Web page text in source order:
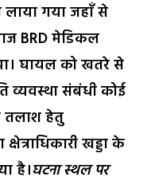
गया जहाँ से
BRD मेडिकल
घायल को खतरे से
व्यवस्था संबंधी कोई
तलाश हेतु
खड्डा के
है।घटना स्थल पर